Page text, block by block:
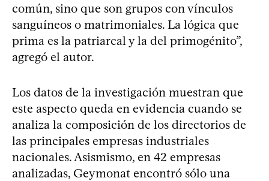
común, sino que son grupos con vínculos
sanguíneos o matrimoniales. La lógica que
prima es la patriarcal y la del primogénito”,
agregó el autor.
Los datos de la investigación muestran que
este aspecto queda en evidencia cuando se
analiza la composición de los directorios de
las principales empresas industriales
nacionales. Asismismo, en 42 empresas
analizadas, Geymonat encontró sólo una